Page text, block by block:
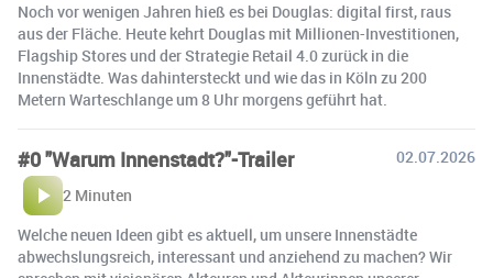
Noch vor wenigen Jahren hieß es bei Douglas: digital first, raus
aus der Fläche. Heute kehrt Douglas mit Millionen-Investitionen,
Flagship Stores und der Strategie Retail 4.0 zurück in die
Innenstädte. Was dahintersteckt und wie das in Köln zu 200
Metern Warteschlange um 8 Uhr morgens geführt hat.
#0 "Warum Innenstadt?"-Trailer
02.07.2026
2 Minuten
Welche neuen Ideen gibt es aktuell, um unsere Innenstädte
abwechslungsreich, interessant und anziehend zu machen? Wir